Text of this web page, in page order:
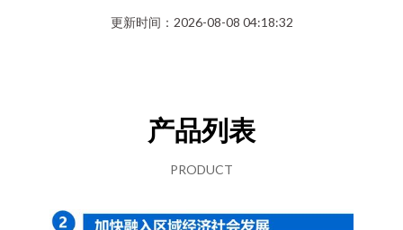
更新时间：2026-08-08 04:18:32
产品列表
PRODUCT